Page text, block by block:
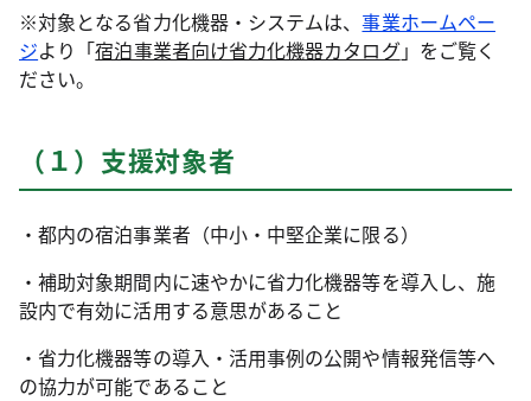
※対象となる省力化機器・システムは、事業ホームペー
ジより「宿泊事業者向け省力化機器カタログ」をご覧く
ださい。
（１）支援対象者
・都内の宿泊事業者（中小・中堅企業に限る）
・補助対象期間内に速やかに省力化機器等を導入し、施
設内で有効に活用する意思があること
・省力化機器等の導入・活用事例の公開や情報発信等へ
の協力が可能であること